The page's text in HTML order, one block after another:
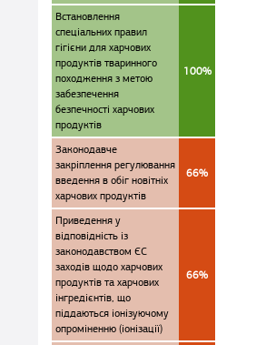
Встановлення
спеціальних правил
гігієни для харчових
продуктів тваринного
походження з метою
забезпечення
безпечності харчових
продуктів
100%
Законодавче
закріплення регулювання
введення в обіг новітніх
харчових продуктів
66%
Приведення у
відповідність із
законодавством ЄС
заходів щодо харчових
продуктів та харчових
інгредієнтів, що
піддаються іонізуючому
опроміненню (іонізації)
66%